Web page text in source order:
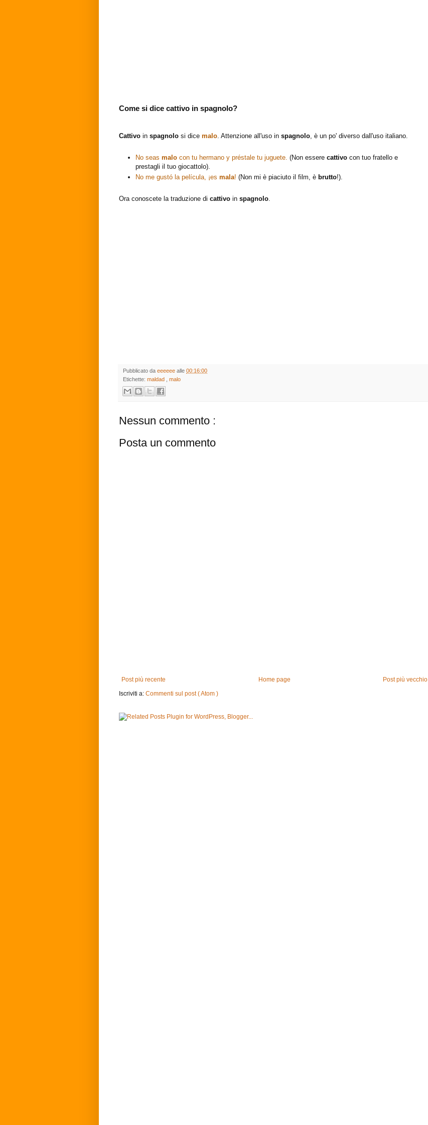
Come si dice cattivo in spagnolo?
Cattivo in spagnolo si dice malo. Attenzione all'uso in spagnolo, ѐ un po' diverso dall'uso italiano.
No seas malo con tu hermano y préstale tu juguete. (Non essere cattivo con tuo fratello e
prestagli il tuo giocattolo).
No me gustó la película, ¡es mala! (Non mi è piaciuto il film, è brutto!).
Ora conoscete la traduzione di cattivo in spagnolo
Pubblicato da eeeeee alle 00:16:00
Etichette: maldad malo
Nessun commento :
Posta un commento
Post più recente Post più vecchio
Home page
Iscriviti a: Commenti sul post ( Atom )